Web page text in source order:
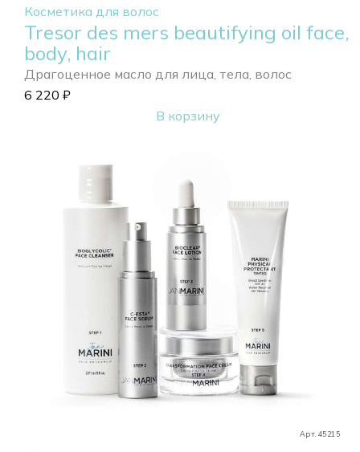
Косметика для волос
Tresor des mers beautifying oil face,
body, hair
Драгоценное масло для лица, тела, волос
6 220 ₽
В корзину
Арт. 45215